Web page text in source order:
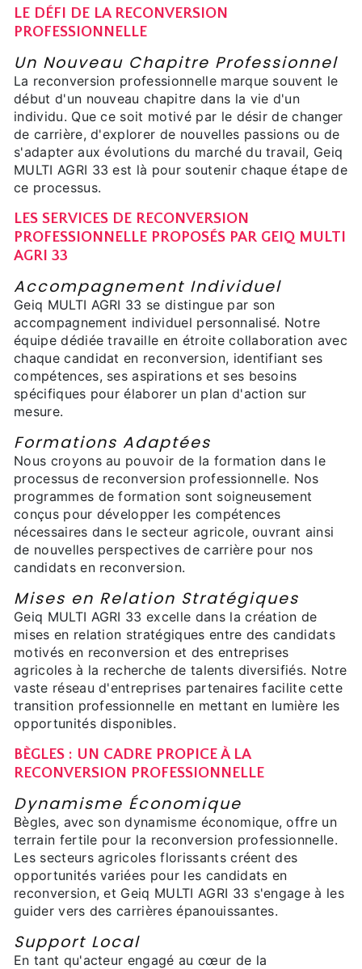
LE DÉFI DE LA RECONVERSION
PROFESSIONNELLE
Un Nouveau Chapitre Professionnel
La reconversion professionnelle marque souvent le
début d'un nouveau chapitre dans la vie d'un
individu. Que ce soit motivé par le désir de changer
de carrière, d'explorer de nouvelles passions ou de
s'adapter aux évolutions du marché du travail, Geiq
MULTI AGRI 33 est là pour soutenir chaque étape de
ce processus.
LES SERVICES DE RECONVERSION
PROFESSIONNELLE PROPOSÉS PAR GEIQ MULTI
AGRI 33
Accompagnement Individuel
Geiq MULTI AGRI 33 se distingue par son
accompagnement individuel personnalisé. Notre
équipe dédiée travaille en étroite collaboration avec
chaque candidat en reconversion, identifiant ses
compétences, ses aspirations et ses besoins
spécifiques pour élaborer un plan d'action sur
mesure.
Formations Adaptées
Nous croyons au pouvoir de la formation dans le
processus de reconversion professionnelle. Nos
programmes de formation sont soigneusement
conçus pour développer les compétences
nécessaires dans le secteur agricole, ouvrant ainsi
de nouvelles perspectives de carrière pour nos
candidats en reconversion.
Mises en Relation Stratégiques
Geiq MULTI AGRI 33 excelle dans la création de
mises en relation stratégiques entre des candidats
motivés en reconversion et des entreprises
agricoles à la recherche de talents diversifiés. Notre
vaste réseau d'entreprises partenaires facilite cette
transition professionnelle en mettant en lumière les
opportunités disponibles.
BÈGLES : UN CADRE PROPICE À LA
RECONVERSION PROFESSIONNELLE
Dynamisme Économique
Bègles, avec son dynamisme économique, offre un
terrain fertile pour la reconversion professionnelle.
Les secteurs agricoles florissants créent des
opportunités variées pour les candidats en
reconversion, et Geiq MULTI AGRI 33 s'engage à les
guider vers des carrières épanouissantes.
Support Local
En tant qu'acteur engagé au cœur de la